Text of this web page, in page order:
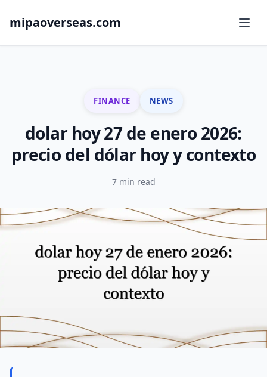
mipaoverseas.com
FINANCE NEWS
dolar hoy 27 de enero 2026:
precio del dólar hoy y contexto
7 min read